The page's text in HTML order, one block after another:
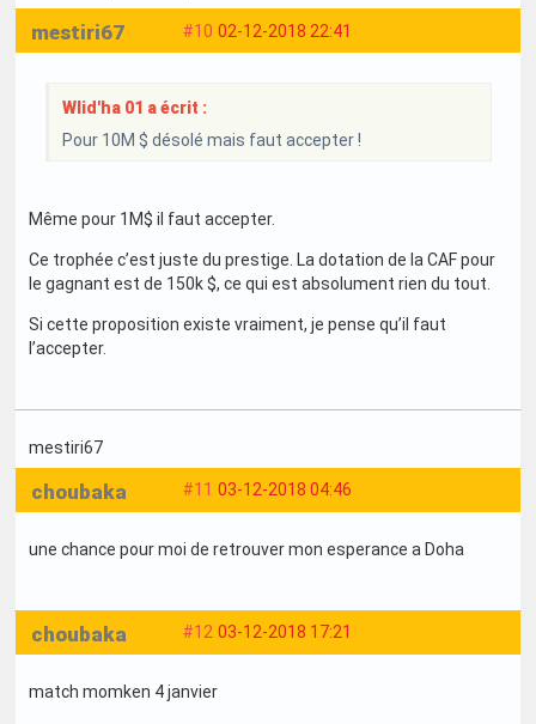
#10 02-12-2018 22:41
mestiri67
Wlid'ha 01 a écrit :
Pour 10M $ désolé mais faut accepter !
Même pour 1M$ il faut accepter.
Ce trophée c’est juste du prestige. La dotation de la CAF pour
le gagnant est de 150k $, ce qui est absolument rien du tout.
Si cette proposition existe vraiment, je pense qu’il faut
l’accepter.
mestiri67
#11 03-12-2018 04:46
choubaka
une chance pour moi de retrouver mon esperance a Doha
#12 03-12-2018 17:21
choubaka
match momken 4 janvier